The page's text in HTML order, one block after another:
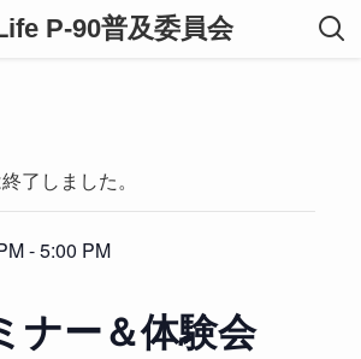
P-90普及委員会
了しました。
-5:00 PM
ナー＆体験会